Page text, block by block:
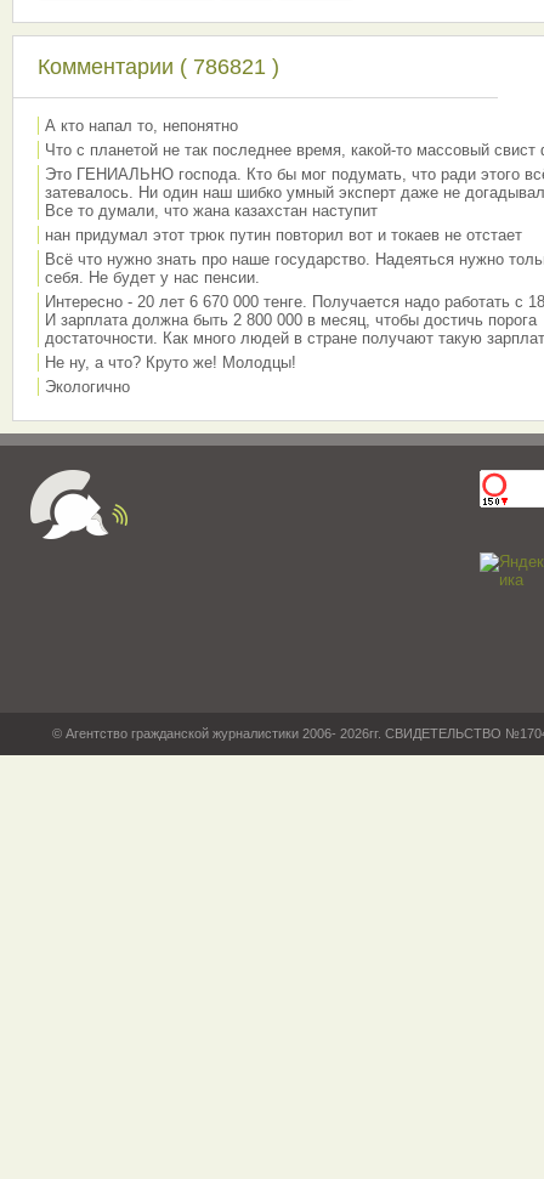
Комментарии ( 786821 )
А кто напал то, непонятно
Что с планетой не так последнее время, какой-то массовый свист
Это ГЕНИАЛЬНО господа. Кто бы мог подумать, что ради этого
затевалось. Ни один наш шибко умный эксперт даже не
Все то думали, что жана казахстан наступит
нан придумал этот трюк путин повторил вот и токаев не отстает
Всё что нужно знать про наше государство. Надеяться нужно
себя. Не будет у нас пенсии.
Интересно - 20 лет 6 670 000 тенге. Получается надо работать с
И зарплата должна быть 2 800 000 в месяц, чтобы достичь порога
достаточности. Как много людей в стране получают такую
Не ну, а что? Круто же! Молодцы!
Экологично
© Агентство гражданской журналистики 2006- 2026гг. СВИДЕТЕЛЬСТВО